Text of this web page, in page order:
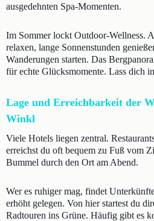
ausgedehnten Spa-Momenten.
Im Sommer lockt Outdoor-Wellness.
relaxen, lange Sonnenstunden
Wanderungen starten. Das
für echte Glücksmomente. Lass dich
Lage und Erreichbarkeit der
Winkl
Viele Hotels liegen zentral.
erreichst du oft bequem zu Fuß vom
Bummel durch den Ort am Abend.
Wer es ruhiger mag, findet
erhöht gelegen. Von hier startest du
Radtouren ins Grüne. Häufig gibt es